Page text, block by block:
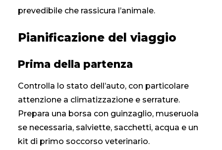
prevedibile che rassicura l’animale.
Pianificazione del viaggio
Prima della partenza
Controlla lo stato dell’auto, con particolare
attenzione a climatizzazione e serrature.
Prepara una borsa con guinzaglio, museruola
se necessaria, salviette, sacchetti, acqua e un
kit di primo soccorso veterinario.